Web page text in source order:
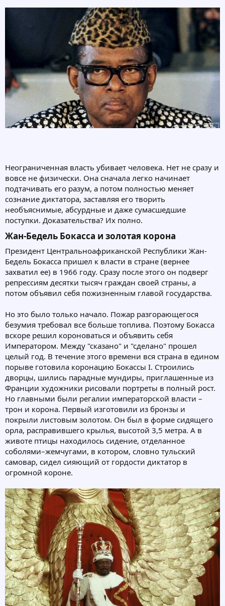
Неограниченная власть убивает человека. Нет не сразу и
вовсе не физически. Она сначала легко начинает
подтачивать его разум, а потом полностью меняет
сознание диктатора, заставляя его творить
необъяснимые, абсурдные и даже сумасшедшие
поступки. Доказательства? Их полно.
Жан-Бедель Бокасса и золотая корона​
Президент Центральноафриканской Республики Жан-
Бедель Бокасса пришел к власти в стране (вернее
захватил ее) в 1966 году. Сразу после этого он подверг
репрессиям десятки тысяч граждан своей страны, а
потом объявил себя пожизненным главой государства.
Но это было только начало. Пожар разгорающегося
безумия требовал все больше топлива. Поэтому Бокасса
вскоре решил короноваться и объявить себя
Императором. Между "сказано" и "сделано" прошел
целый год. В течение этого времени вся страна в едином
порыве готовила коронацию Бокассы I. Строились
дворцы, шились парадные мундиры, приглашенные из
Франции художники рисовали портреты в полный рост.
Но главными были регалии императорской власти –
трон и корона. Первый изготовили из бронзы и
покрыли листовым золотом. Он был в форме сидящего
орла, расправившего крылья, высотой 3,5 метра. А в
животе птицы находилось сидение, отделанное
соболями–жемчугами, в котором, словно тульский
самовар, сидел сияющий от гордости диктатор в
огромной короне.